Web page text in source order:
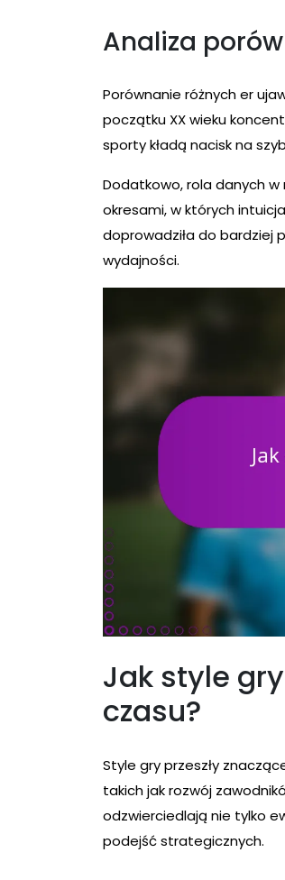
Analiza
Porównanie różnych er
początku XX wieku
sporty kładą nacisk na
Dodatkowo, rola danych
okresami, w których
doprowadziła do bardziej
wydajności.
Jak style
czasu?
Style gry przeszły
takich jak rozwój
odzwierciedlają nie tylko
podejść strategicznych.